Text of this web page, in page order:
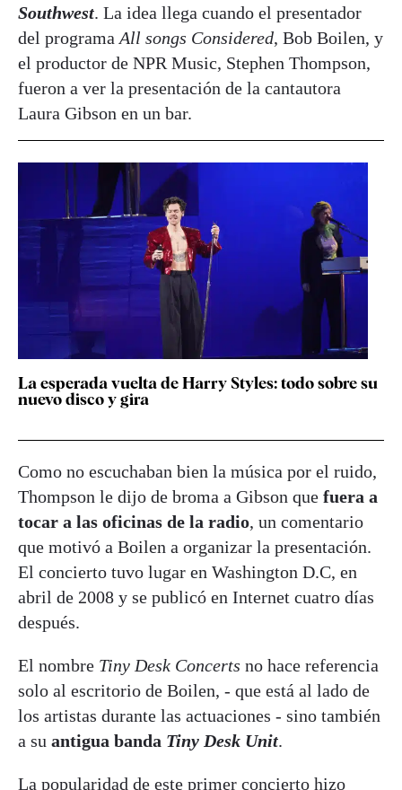
Southwest. La idea llega cuando el presentador
del programa All songs Considered, Bob Boilen, y
el productor de NPR Music, Stephen Thompson,
fueron a ver la presentación de la cantautora
Laura Gibson en un bar.
La esperada vuelta de Harry Styles: todo sobre su
nuevo disco y gira
Como no escuchaban bien la música por el ruido,
Thompson le dijo de broma a Gibson que fuera a
tocar a las oficinas de la radio, un comentario
que motivó a Boilen a organizar la presentación.
El concierto tuvo lugar en Washington D.C, en
abril de 2008 y se publicó en Internet cuatro días
después.
El nombre Tiny Desk Concerts no hace referencia
solo al escritorio de Boilen, - que está al lado de
los artistas durante las actuaciones - sino también
a su antigua banda Tiny Desk Unit.
La popularidad de este primer concierto hizo